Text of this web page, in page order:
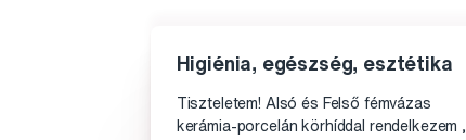
Higiénia, egészség, esztétika
Tiszteletem! Alsó és Felső fémvázas
kerámia-porcelán körhíddal rendelkezem ,